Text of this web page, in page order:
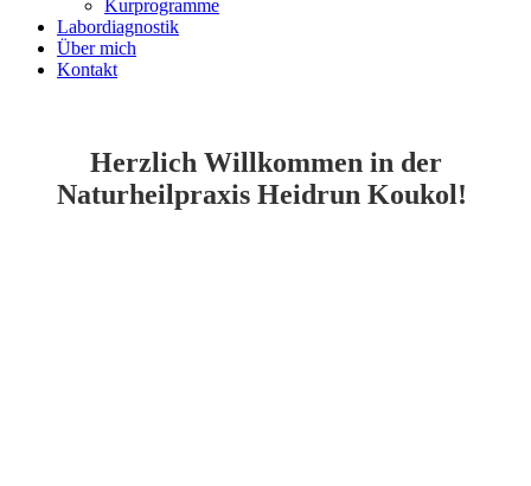
Kurprogramme
Labordiagnostik
Über mich
Kontakt
Herzlich Willkommen in der
Naturheilpraxis Heidrun Koukol!